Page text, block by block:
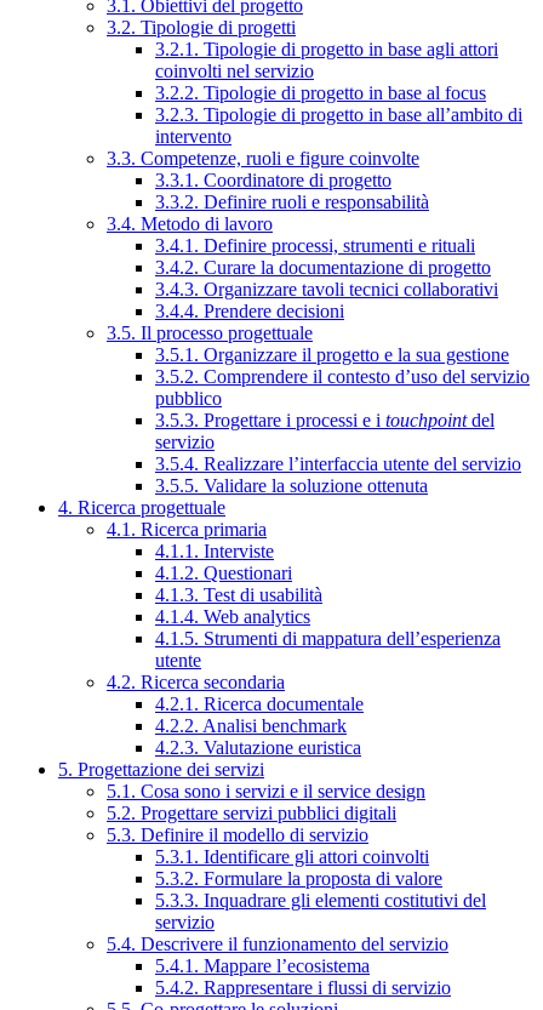
3.1. Obiettivi del progetto
3.2. Tipologie di progetti
3.2.1. Tipologie di progetto in base agli attori
coinvolti nel servizio
3.2.2. Tipologie di progetto in base al focus
3.2.3. Tipologie di progetto in base all’ambito di
intervento
3.3. Competenze, ruoli e figure coinvolte
3.3.1. Coordinatore di progetto
3.3.2. Definire ruoli e responsabilità
3.4. Metodo di lavoro
3.4.1. Definire processi, strumenti e rituali
3.4.2. Curare la documentazione di progetto
3.4.3. Organizzare tavoli tecnici collaborativi
3.4.4. Prendere decisioni
3.5. Il processo progettuale
3.5.1. Organizzare il progetto e la sua gestione
3.5.2. Comprendere il contesto d’uso del servizio
pubblico
3.5.3. Progettare i processi e i touchpointdel
servizio
3.5.4. Realizzare l’interfaccia utente del servizio
3.5.5. Validare la soluzione ottenuta
4. Ricerca progettuale
4.1. Ricerca primaria
4.1.1. Interviste
4.1.2. Questionari
4.1.3. Test di usabilità
4.1.4. Web analytics
4.1.5. Strumenti di mappatura dell’esperienza
utente
4.2. Ricerca secondaria
4.2.1. Ricerca documentale
4.2.2. Analisi benchmark
4.2.3. Valutazione euristica
5. Progettazione dei servizi
5.1. Cosa sono i servizi e il service design
5.2. Progettare servizi pubblici digitali
5.3. Definire il modello di servizio
5.3.1. Identificare gli attori coinvolti
5.3.2. Formulare la proposta di valore
5.3.3. Inquadrare gli elementi costitutivi del
servizio
5.4. Descrivere il funzionamento del servizio
5.4.1. Mappare l’ecosistema
5.4.2. Rappresentare i flussi di servizio